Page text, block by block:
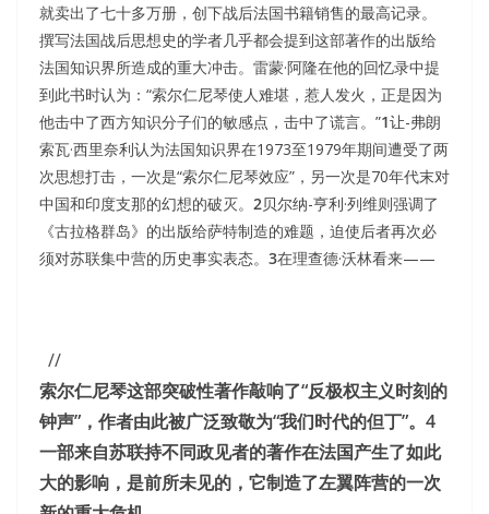
就卖出了七十多万册，创下战后法国书籍销售的最高记录。
撰写法国战后思想史的学者几乎都会提到这部著作的出版给
法国知识界所造成的重大冲击。雷蒙·阿隆在他的回忆录中提
到此书时认为：“索尔仁尼琴使人难堪，惹人发火，正是因为
他击中了西方知识分子们的敏感点，击中了谎言。”1让-弗朗
索瓦·西里奈利认为法国知识界在1973至1979年期间遭受了两
次思想打击，一次是“索尔仁尼琴效应”，另一次是70年代末对
中国和印度支那的幻想的破灭。 2贝尔纳-亨利·列维则强调了
《古拉格群岛》的出版给萨特制造的难题，迫使后者再次必
须对苏联集中营的历史事实表态。 3在理查德·沃林看来——
//
索尔仁尼琴这部突破性著作敲响了“反极权主义时刻的
钟声”，作者由此被广泛致敬为“我们时代的但丁”。4
一部来自苏联持不同政见者的著作在法国产生了如此
大的影响，是前所未见的，它制造了左翼阵营的一次